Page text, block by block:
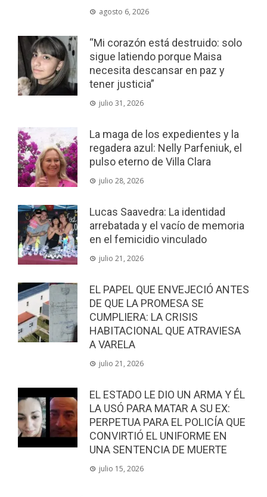
agosto 6, 2026
“Mi corazón está destruido: solo
sigue latiendo porque Maisa
necesita descansar en paz y
tener justicia”
julio 31, 2026
La maga de los expedientes y la
regadera azul: Nelly Parfeniuk, el
pulso eterno de Villa Clara
julio 28, 2026
Lucas Saavedra: La identidad
arrebatada y el vacío de memoria
en el femicidio vinculado
julio 21, 2026
EL PAPEL QUE ENVEJECIÓ ANTES
DE QUE LA PROMESA SE
CUMPLIERA: LA CRISIS
HABITACIONAL QUE ATRAVIESA
A VARELA
julio 21, 2026
EL ESTADO LE DIO UN ARMA Y ÉL
LA USÓ PARA MATAR A SU EX:
PERPETUA PARA EL POLICÍA QUE
CONVIRTIÓ EL UNIFORME EN
UNA SENTENCIA DE MUERTE
julio 15, 2026